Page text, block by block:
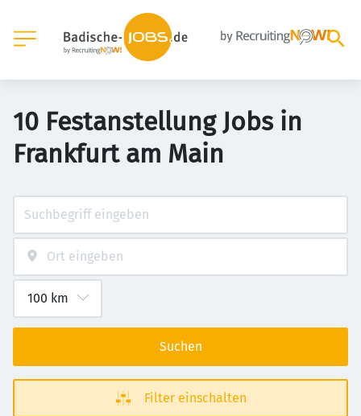
10 Festanstellung Jobs in
Frankfurt am Main
Suchen
Filter einschalten